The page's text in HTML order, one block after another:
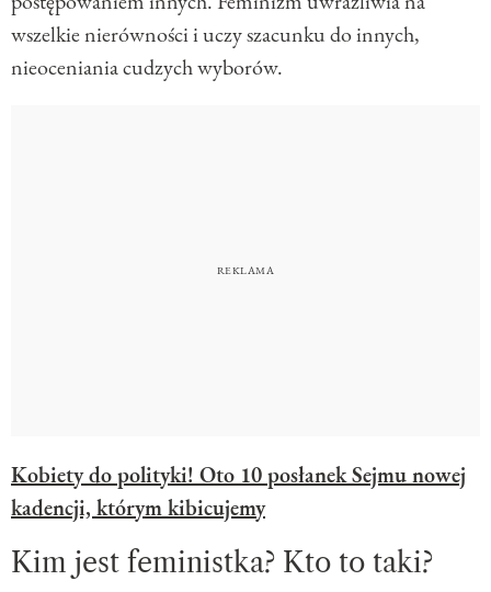
wszelkie nierówności i uczy szacunku do innych,
nieoceniania cudzych wyborów.
Kobiety do polityki! Oto 10 posłanek Sejmu nowej
kadencji, którym kibicujemy
Kim jest feministka? Kto to taki?